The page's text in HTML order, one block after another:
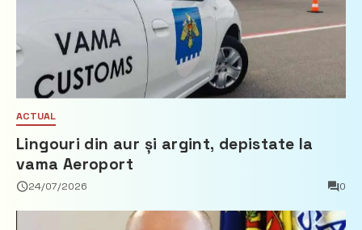
ACTUAL
Lingouri din aur și argint, depistate la
vama Aeroport
24/07/2026 0